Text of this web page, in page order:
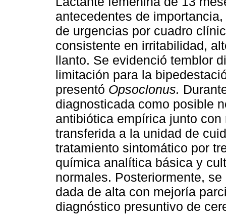
antecedentes de
de urgencias por cuadro
consistente en irritabilidad,
llanto. Se evidenció temblor
limitación para la
presentó Opsoclonus.
diagnosticada como posible
antibiótica empírica junto
transferida a la unidad de
tratamiento sintomático por
química analítica básica y
normales. Posteriormente,
dada de alta con mejoría
diagnóstico presuntivo de